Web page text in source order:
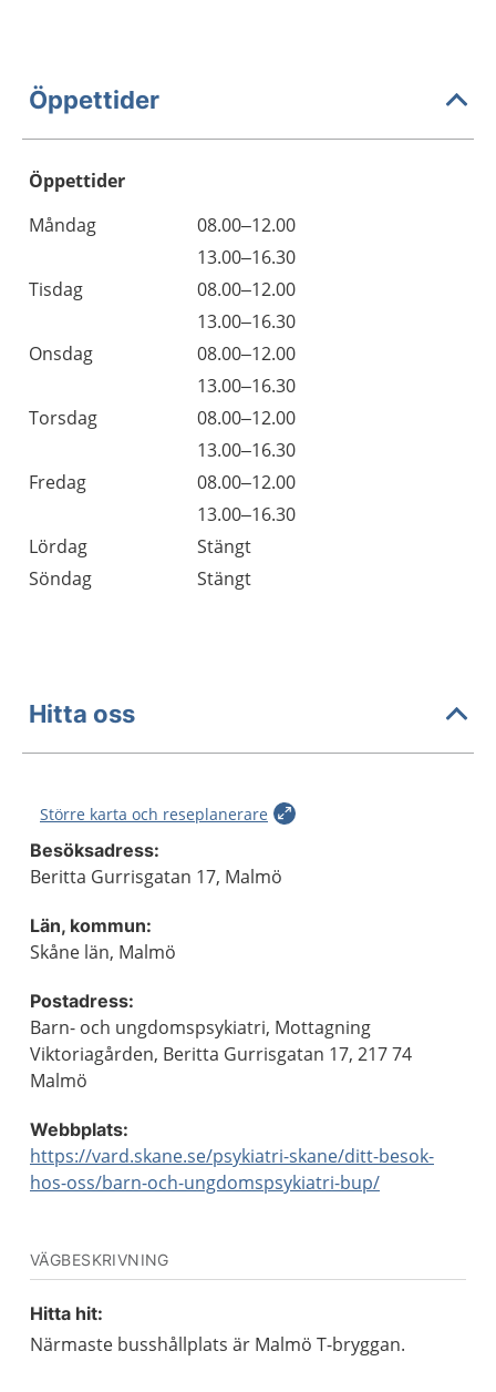
Öppettider
Öppettider
Dag
Öppettider
Kommentarer
Måndag
08.00–12.00
13.00–16.30
Tisdag
08.00–12.00
13.00–16.30
Onsdag
08.00–12.00
13.00–16.30
Torsdag
08.00–12.00
13.00–16.30
Fredag
08.00–12.00
13.00–16.30
Lördag
Stängt
Söndag
Stängt
Hitta oss
Större karta och reseplanerare
Besöksadress:
Beritta Gurrisgatan 17, Malmö
Län, kommun:
Skåne län, Malmö
Postadress:
Barn- och ungdomspsykiatri, Mottagning
Viktoriagården, Beritta Gurrisgatan 17, 217 74
Malmö
Webbplats:
https://vard.skane.se/psykiatri-skane/ditt-besok-
hos-oss/barn-och-ungdomspsykiatri-bup/
VÄGBESKRIVNING
Hitta hit:
Närmaste busshållplats är Malmö T-bryggan.